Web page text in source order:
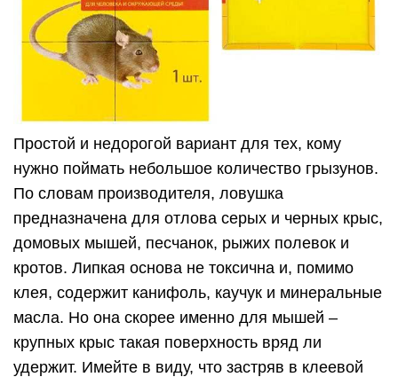
Простой и недорогой вариант для тех, кому
нужно поймать небольшое количество грызунов.
По словам производителя, ловушка
предназначена для отлова серых и черных крыс,
домовых мышей, песчанок, рыжих полевок и
кротов. Липкая основа не токсична и, помимо
клея, содержит канифоль, каучук и минеральные
масла. Но она скорее именно для мышей –
крупных крыс такая поверхность вряд ли
удержит. Имейте в виду, что застряв в клеевой